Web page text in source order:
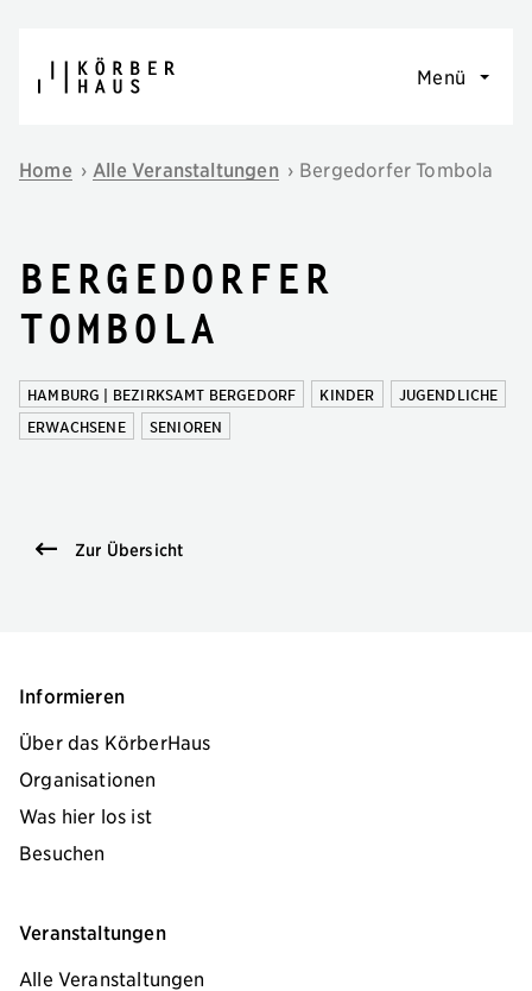
Menü
Home › Alle Veranstaltungen › Bergedorfer Tombola
Bergedorfer
Tombola
HAMBURG | BEZIRKSAMT BERGEDORF KINDER
JUGENDLICHE
ERWACHSENE
SENIOREN
Zur Übersicht
Informieren
Über das KörberHaus
Organisationen
Was hier los ist
Besuchen
Veranstaltungen
Alle Veranstaltungen